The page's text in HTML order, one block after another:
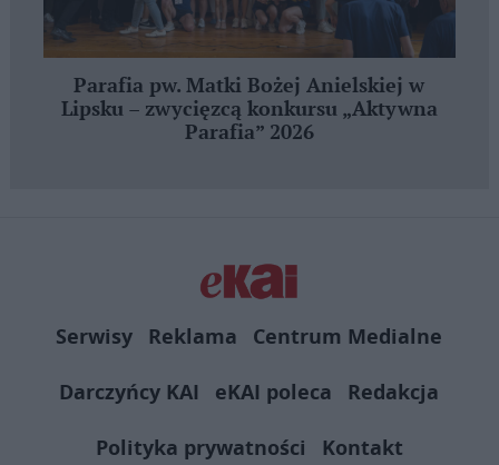
Parafia pw. Matki Bożej Anielskiej w
Lipsku – zwycięzcą konkursu „Aktywna
Parafia” 2026
Serwisy Reklama
Centrum Medialne
Darczyńcy KAI
eKAI poleca
Redakcja
Polityka prywatności
Kontakt